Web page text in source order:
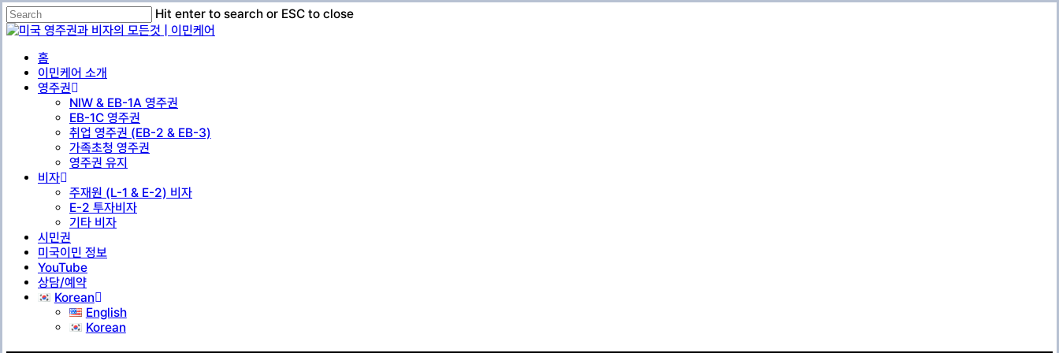
Skip
to
content
Hit enter to search or ESC to close
Close
Menu 홈
이민케어 소개
영주권
NIW & EB-1A 영주권
EB-1C 영주권
취업 영주권 (EB-2 & EB-3)
가족초청 영주권
영주권 유지
비자
주재원 (L-1 & E-2) 비자
E-2 투자비자
기타 비자
시민권
미국이민 정보
YouTube
상담/예약
Korean
English
Korean